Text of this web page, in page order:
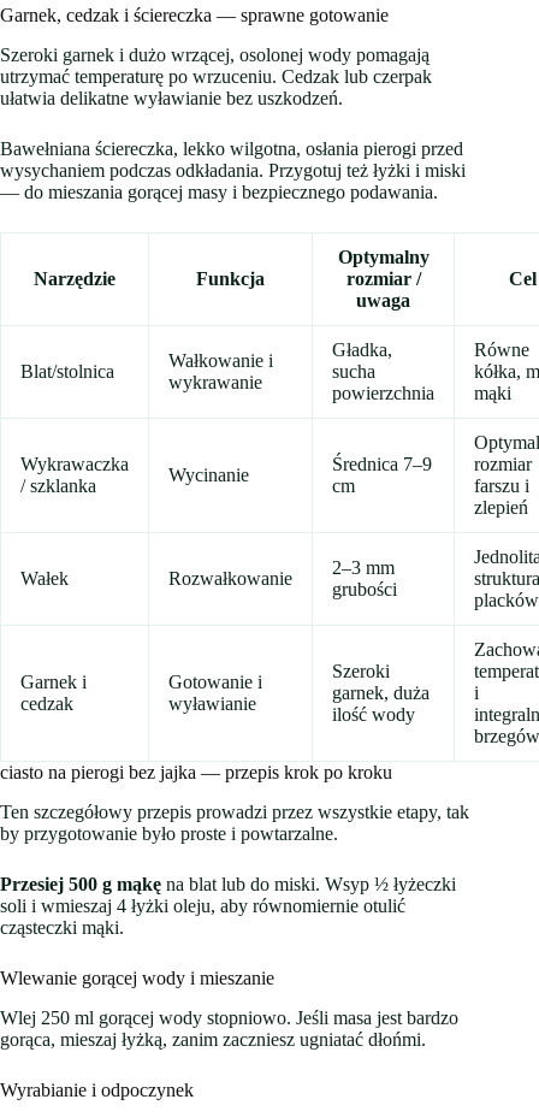
Garnek, cedzak i ściereczka — sprawne gotowanie
Szeroki garnek i dużo wrzącej, osolonej wody pomagają
utrzymać temperaturę po wrzuceniu. Cedzak lub czerpak
ułatwia delikatne wyławianie bez uszkodzeń.
Bawełniana ściereczka, lekko wilgotna, osłania pierogi przed
wysychaniem podczas odkładania. Przygotuj też łyżki i miski
— do mieszania gorącej masy i bezpiecznego podawania.
Narzędzie Funkcja
Optymalny
rozmiar /
uwaga
Cel
Blat/stolnica
Wałkowanie i
wykrawanie
Gładka,
sucha
powierzchnia
Równe
kółka,
mąki
Wykrawaczka
/ szklanka
Wycinanie
Średnica 7–9
cm
rozmiar
farszu i
zlepień
Wałek Rozwałkowanie
2–3 mm
grubości
struktura
placków
Garnek i
cedzak
Gotowanie i
wyławianie
Szeroki
garnek, duża
ilość wody
i
brzegów
ciasto na pierogi bez jajka — przepis krok po kroku
Ten szczegółowy przepis prowadzi przez wszystkie etapy, tak
by przygotowanie było proste i powtarzalne.
Przesiej 500 g mąkę na blat lub do miski. Wsyp ½ łyżeczki
soli i wmieszaj 4 łyżki oleju, aby równomiernie otulić
cząsteczki mąki.
Wlewanie gorącej wody i mieszanie
Wlej 250 ml gorącej wody stopniowo. Jeśli masa jest bardzo
gorąca, mieszaj łyżką, zanim zaczniesz ugniatać dłońmi.
Wyrabianie i odpoczynek